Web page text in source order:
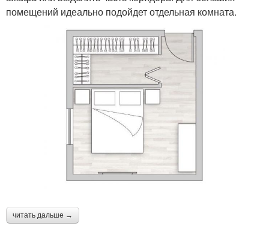
помещений идеально подойдет отдельная комната.
читать дальше →